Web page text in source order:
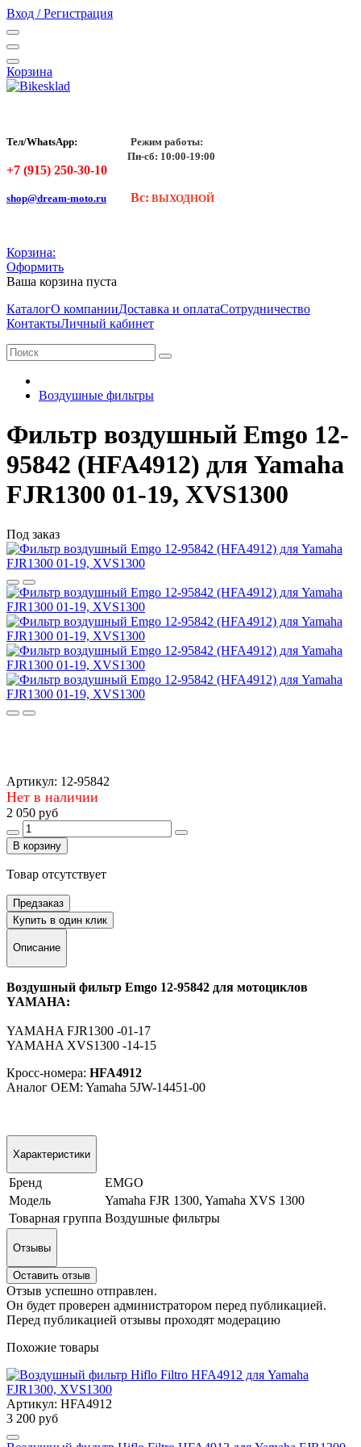
Вход / Регистрация
Корзина
Тел/WhatsApp:
Режим работы:
Пн-сб: 10:00-19:00
+7 (915) 250-30-10
shop@dream-moto.ru Вс: ВЫХОДНОЙ
Корзина:
Оформить
Ваша корзина пуста
КаталогО компанииДоставка и оплатаСотрудничество
КонтактыЛичный кабинет
Воздушные фильтры
Фильтр воздушный Emgo 12-
95842 (HFA4912) для Yamaha
FJR1300 01-19, XVS1300
Под заказ
Артикул: 12-95842
Нет в наличии
2 050 руб
В корзину
Товар отсутствует
Предзаказ
Купить в один клик
Описание
Воздушный фильтр Emgo 12-95842 для мотоциклов
YAMAHA:
YAMAHA FJR1300 -01-17
YAMAHA XVS1300 -14-15
Кросс-номера: HFA4912
Аналог OEM: Yamaha 5JW-14451-00
Характеристики
Бренд
EMGO
Модель
Yamaha FJR 1300, Yamaha XVS 1300
Товарная группа Воздушные фильтры
Отзывы
Оставить отзыв
Отзыв успешно отправлен.
Он будет проверен администратором перед публикацией.
Перед публикацией отзывы проходят модерацию
Похожие товары
Артикул: HFA4912
3 200 руб